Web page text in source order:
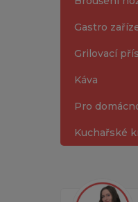
Gastro
Grilovací
Káva
Pro
Kuchařské